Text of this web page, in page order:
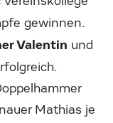
gewinnen.
Valentin und
Mathias je